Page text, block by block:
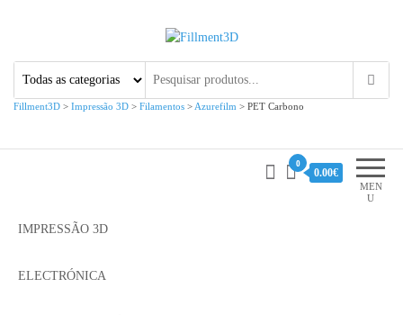
Fillment3D
Fillment3D > Impressão 3D > Filamentos > Azurefilm > PET Carbono
MEN
U
0
0.00€
IMPRESSÃO 3D
ELECTRÓNICA